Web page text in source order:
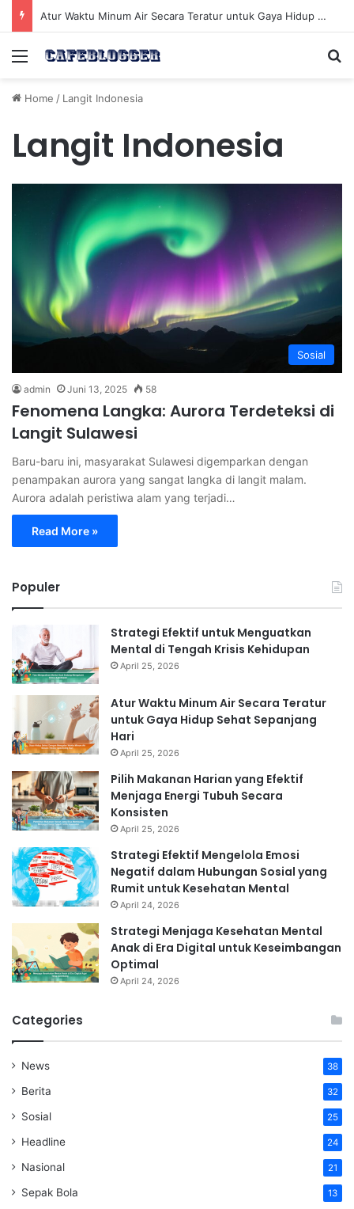
Atur Waktu Minum Air Secara Teratur untuk Gaya Hidup Sehat Sepanjang Hari
Menu
Home / Langit Indonesia
Langit Indonesia
Sosial
admin Juni 13, 2025 58
Fenomena Langka: Aurora Terdeteksi di
Langit Sulawesi
Baru-baru ini, masyarakat Sulawesi digemparkan dengan
penampakan aurora yang sangat langka di langit malam.
Aurora adalah peristiwa alam yang terjadi…
Read More »
Populer
Strategi Efektif untuk Menguatkan
Mental di Tengah Krisis Kehidupan
April 25, 2026
Atur Waktu Minum Air Secara Teratur
untuk Gaya Hidup Sehat Sepanjang
Hari
April 25, 2026
Pilih Makanan Harian yang Efektif
Menjaga Energi Tubuh Secara
Konsisten
April 25, 2026
Strategi Efektif Mengelola Emosi
Negatif dalam Hubungan Sosial yang
Rumit untuk Kesehatan Mental
April 24, 2026
Strategi Menjaga Kesehatan Mental
Anak di Era Digital untuk Keseimbangan
Optimal
April 24, 2026
Categories
News 38
Berita 32
Sosial 25
Headline 24
Nasional 21
Sepak Bola 13